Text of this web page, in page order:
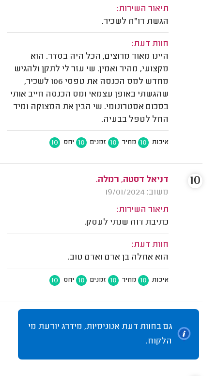
תיאור השירות:
הגשת דו"ח לשכיר.
חוות דעת:
היינו מאוד מרוצים, הכל היה בסדר. הוא
מקצועי, מהיר ואמין. שי עזר לי לתקן ולהגיש
מחדש למס הכנסה את טפסי 106 לשכיר,
שהגשתי באופן עצמאי ומס הכנסה חייב אותי
בסכום אסטרונומי. שי הבין את המצוקה ומיד
החל לטפל בבעיה.
איכות 10 מחיר 10 זמנים 10 יחס 10
דניאל דסטה, רמלה.
משוב: 19/01/2024
תיאור השירות:
כתיבת דוח שנתי לעסק.
חוות דעת:
הוא אחלה בן אדם ואדם טוב.
איכות 10 מחיר 10 זמנים 10 יחס 10
10
גם בחוות דעת אנונימיות, מידרג יודעת מי
הלקוח.